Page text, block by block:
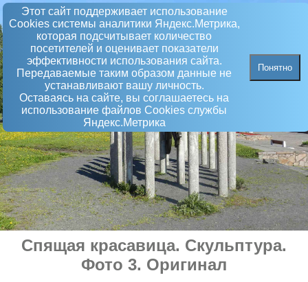
Этот сайт поддерживает использование
Сookies системы аналитики Яндекс.Метрика,
которая подсчитывает количество
посетителей и оценивает показатели
эффективности использования сайта.
Передаваемые таким образом данные не
устанавливают вашу личность.
Оставаясь на сайте, вы соглашаетесь на
использование файлов Сookies службы
Яндекс.Метрика
Понятно
Спящая красавица. Скульптура.
Фото 3. Оригинал